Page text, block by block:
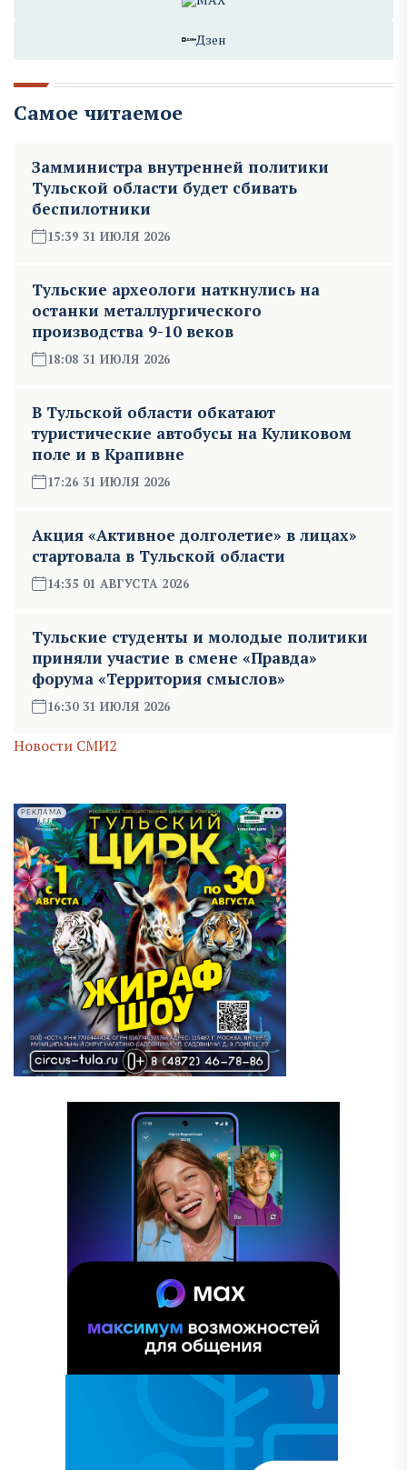
Дзен
Самое читаемое
Замминистра внутренней политики
Тульской области будет сбивать
беспилотники
15:39 31 ИЮЛЯ 2026
Тульские археологи наткнулись на
останки металлургического
производства 9-10 веков
18:08 31 ИЮЛЯ 2026
В Тульской области обкатают
туристические автобусы на Куликовом
поле и в Крапивне
17:26 31 ИЮЛЯ 2026
Акция «Активное долголетие» в лицах»
стартовала в Тульской области
14:35 01 АВГУСТА 2026
Тульские студенты и молодые политики
приняли участие в смене «Правда»
форума «Территория смыслов»
16:30 31 ИЮЛЯ 2026
Новости СМИ2
РЕКЛАМА